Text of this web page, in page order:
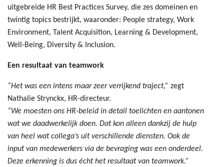
uitgebreide HR Best Practices Survey, die zes domeinen en
twintig topics bestrijkt, waaronder: People strategy, Work
Environment, Talent Acquisition, Learning & Development,
Well-Being, Diversity & Inclusion.
Een resultaat van teamwork
“Het was een intens maar zeer verrijkend traject,” zegt
Nathalie Strynckx, HR-directeur.
“We moesten ons HR-beleid in detail toelichten en aantonen
wat we daadwerkelijk doen. Dat kon alleen dankzij de hulp
van heel wat collega’s uit verschillende diensten. Ook de
input van medewerkers via de bevraging was een onderdeel.
Deze erkenning is dus écht het resultaat van teamwork.”